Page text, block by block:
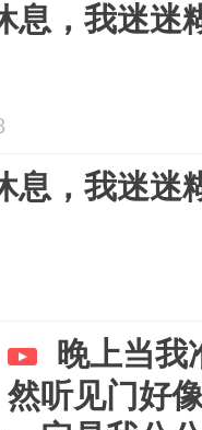
息，我迷迷
息，我迷迷
晚上当我
然听见门好